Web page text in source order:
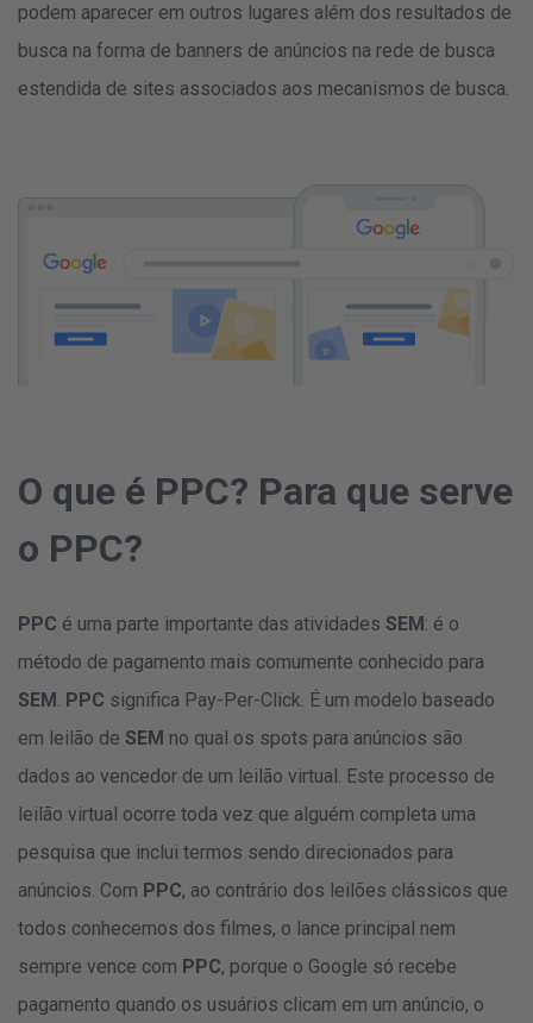
podem aparecer em outros lugares além dos resultados de
busca na forma de banners de anúncios na rede de busca
estendida de sites associados aos mecanismos de busca.
O que é PPC? Para que serve
o PPC?
PPC é uma parte importante das atividades SEM: é o
método de pagamento mais comumente conhecido para
SEM. PPC significa Pay-Per-Click. É um modelo baseado
em leilão de SEM no qual os spots para anúncios são
dados ao vencedor de um leilão virtual. Este processo de
leilão virtual ocorre toda vez que alguém completa uma
pesquisa que inclui termos sendo direcionados para
anúncios. Com PPC, ao contrário dos leilões clássicos que
todos conhecemos dos filmes, o lance principal nem
sempre vence com PPC, porque o Google só recebe
pagamento quando os usuários clicam em um anúncio, o